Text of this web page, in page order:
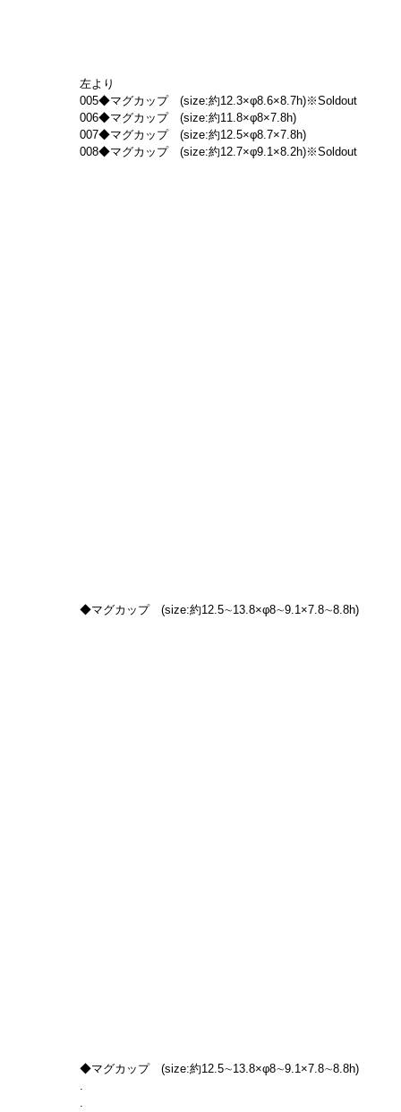
左より
005◆マグカップ　(size:約12.3×φ8.6×8.7h)※Soldout
006◆マグカップ　(size:約11.8×φ8×7.8h)
007◆マグカップ　(size:約12.5×φ8.7×7.8h)
008◆マグカップ　(size:約12.7×φ9.1×8.2h)※Soldout
◆マグカップ　(size:約12.5∼13.8×φ8∼9.1×7.8∼8.8h)
◆マグカップ　(size:約12.5∼13.8×φ8∼9.1×7.8∼8.8h)